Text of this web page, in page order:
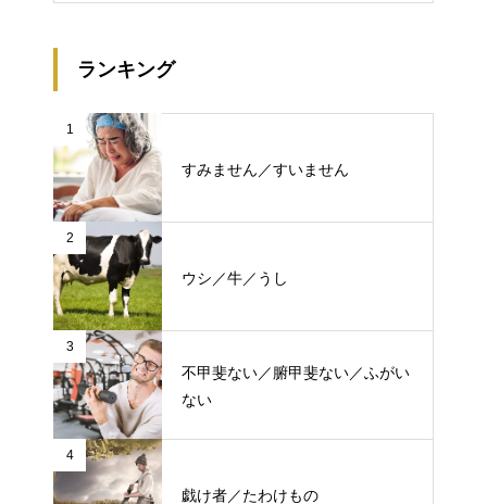
ランキング
1
すみません／すいません
2
ウシ／牛／うし
3
不甲斐ない／腑甲斐ない／ふがい
ない
4
戯け者／たわけもの